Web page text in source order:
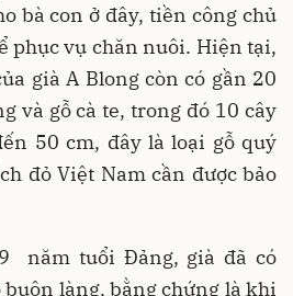
bà con ở đây, tiền công chủ
phục vụ chăn nuôi. Hiện tại,
già A Blong còn có gần 20
và gỗ cà te, trong đó 10 cây
50 cm, đây là loại gỗ quý
đỏ Việt Nam cần được bảo
năm tuổi Đảng, già đã có
làng, bằng chứng là khi